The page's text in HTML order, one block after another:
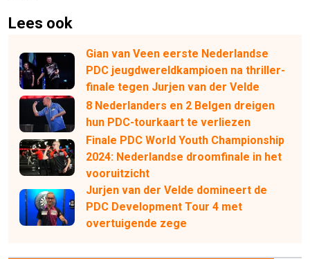
Lees ook
Gian van Veen eerste Nederlandse
PDC jeugdwereldkampioen na thriller-
finale tegen Jurjen van der Velde
8 Nederlanders en 2 Belgen dreigen
hun PDC-tourkaart te verliezen
Finale PDC World Youth Championship
2024: Nederlandse droomfinale in het
vooruitzicht
Jurjen van der Velde domineert de
PDC Development Tour 4 met
overtuigende zege